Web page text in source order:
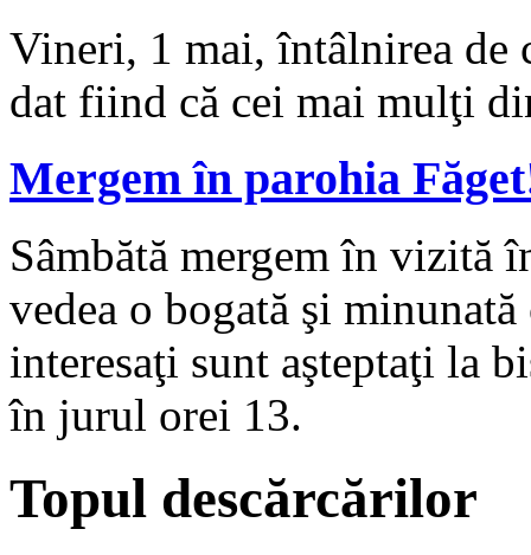
Vineri, 1 mai, întâlnirea de
dat fiind că cei mai mulţi
Mergem în parohia
Sâmbătă mergem în vizită
vedea o bogată şi
interesaţi sunt aşteptaţi la
în jurul orei 13.
Topul descărcărilor